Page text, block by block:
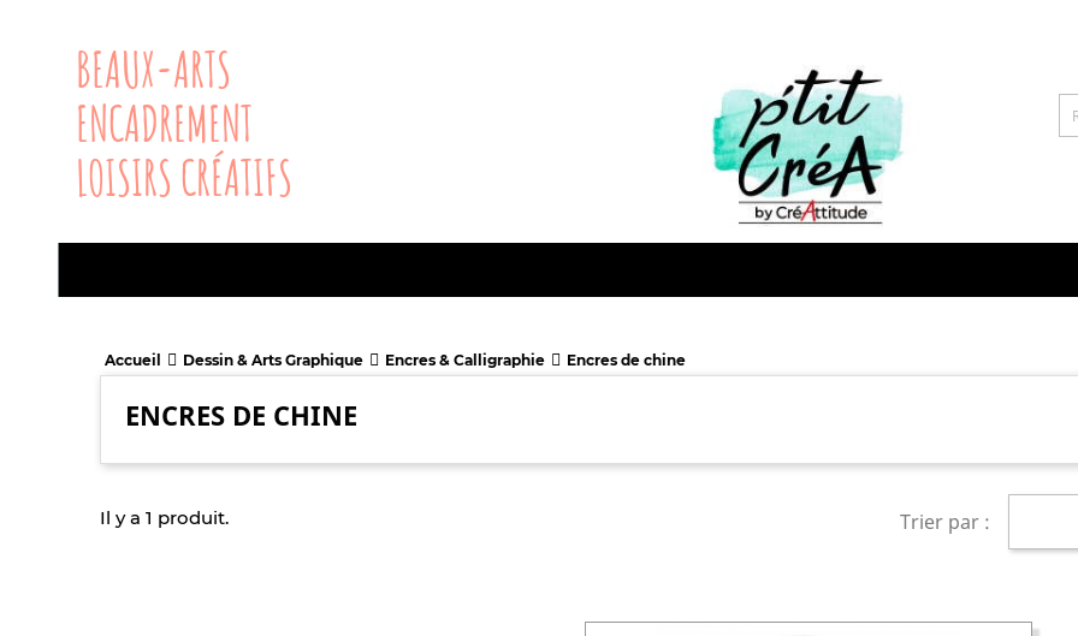
BEAUX-ARTS
ENCADREMENT
LOISIRS CRÉATIFS
Accueil Dessin & Arts Graphique Encres & Calligraphie Encres de chine
ENCRES DE CHINE
Il y a 1 produit. Trier par :